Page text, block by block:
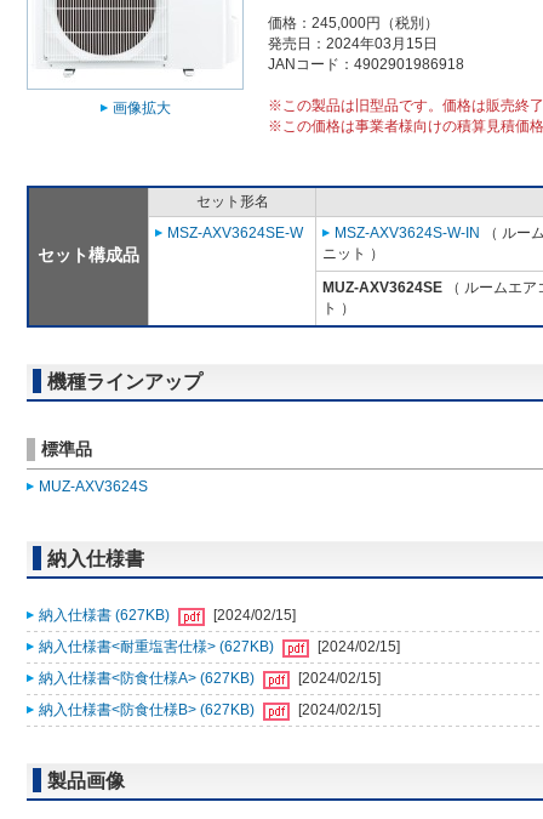
画像拡大
価格：245,000円（税別）
発売日：2024年03月15日
JANコード：4902901986918
※この製品は旧型品です。価格は販売終
※この価格は事業者様向けの積算見積価
セット構成品
セット形名
MSZ-AXV3624SE-W
MSZ-AXV3624S-W-IN
（ ルー
ニット ）
MUZ-AXV3624SE （ ルームエ
ト ）
機種ラインアップ
標準品
MUZ-AXV3624S
納入仕様書
納入仕様書 (627KB)
[2024/02/15]
納入仕様書<耐重塩害仕様> (627KB)
[2024/02/15]
納入仕様書<防食仕様A> (627KB)
[2024/02/15]
納入仕様書<防食仕様B> (627KB)
[2024/02/15]
製品画像